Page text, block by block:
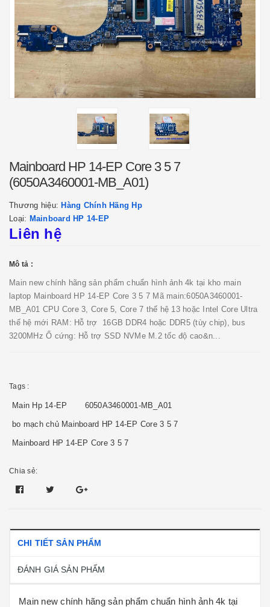
Mainboard HP 14-EP Core 3 5 7
(6050A3460001-MB_A01)
Thương hiệu: Hàng Chính Hãng Hp
Loại: Mainboard HP 14-EP
Liên hệ
Mô tả :
Main new chính hãng sản phẩm chuẩn hình ảnh 4k tại kho main
laptop Mainboard HP 14-EP Core 3 5 7 Mã main:6050A3460001-
MB_A01 CPU Core 3, Core 5, Core 7 thế hệ 13 hoặc Intel Core Ultra
thế hệ mới RAM: Hỗ trợ 16GB DDR4 hoặc DDR5 (tùy chip), bus
3200MHz Ổ cứng: Hỗ trợ SSD NVMe M.2 tốc độ cao&n...
Tags :
Main Hp 14-EP 6050A3460001-MB_A01
bo mạch chủ Mainboard HP 14-EP Core 3 5 7
Mainboard HP 14-EP Core 3 5 7
Chia sẻ:
CHI TIẾT SẢN PHẨM
ĐÁNH GIÁ SẢN PHẨM
Main new chính hãng sản phẩm chuẩn hình ảnh 4k tại